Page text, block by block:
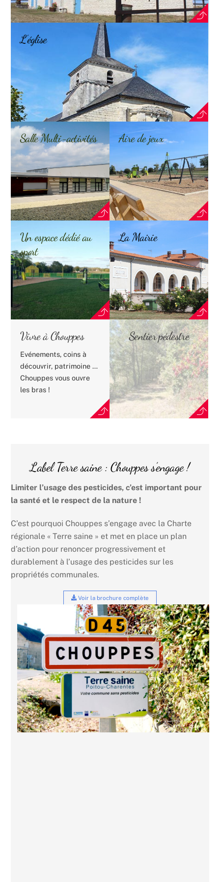
L’église
Salle Multi-activités Aire de jeux
Un espace dédié au
sport
La Mairie
Vivre à Chouppes
Evénements, coins à
découvrir, patrimoine …
Chouppes vous ouvre
les bras !
Sentier pédestre
Label Terre saine : Chouppes s’engage !
Limiter l’usage des pesticides, c’est important pour
la santé et le respect de la nature !
C’est pourquoi Chouppes s’engage avec la Charte
régionale « Terre saine » et met en place un plan
d’action pour renoncer progressivement et
durablement à l’usage des pesticides sur les
propriétés communales.
Voir la brochure complète
Link